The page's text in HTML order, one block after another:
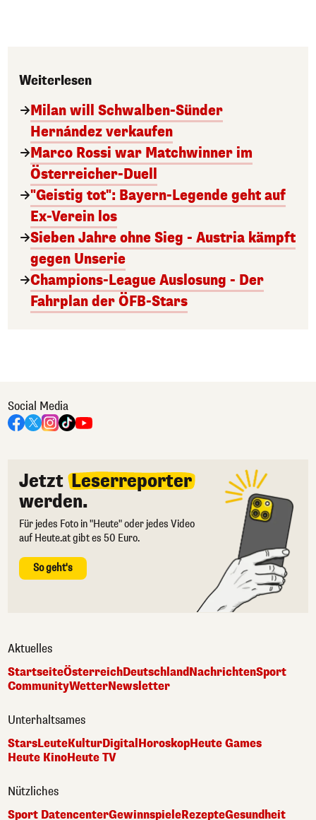
Weiterlesen
Milan will Schwalben-Sünder
Hernández verkaufen
Marco Rossi war Matchwinner im
Österreicher-Duell
"Geistig tot": Bayern-Legende geht auf
Ex-Verein los
Sieben Jahre ohne Sieg - Austria kämpft
gegen Unserie
Champions-League Auslosung - Der
Fahrplan der ÖFB-Stars
Social Media
Jetzt Leserreporter
werden.
Für jedes Foto in "Heute" oder jedes Video
auf Heute.at gibt es 50 Euro.
So geht's
Aktuelles
StartseiteÖsterreichDeutschlandNachrichtenSport
CommunityWetterNewsletter
Unterhaltsames
StarsLeuteKulturDigital HoroskopHeute Games
Heute KinoHeute TV
Nützliches
Sport DatencenterGewinnspieleRezepteGesundheit